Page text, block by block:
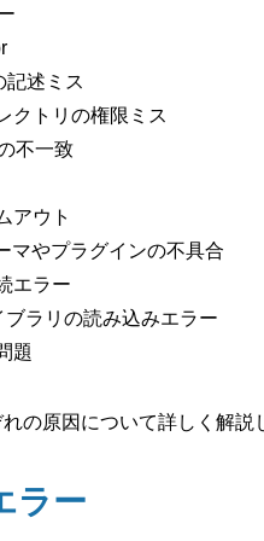
記述ミス
クトリの権限ミス
不一致
アウト
マやプラグインの不具合
エラー
ラリの読み込みエラー
題
の原因について詳しく解説
ラー